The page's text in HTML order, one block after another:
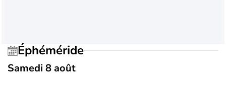
Éphéméride
Samedi 8 août